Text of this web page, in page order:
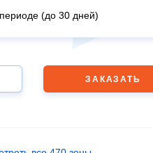
(до 30 дней)
ЗАКАЗАТЬ